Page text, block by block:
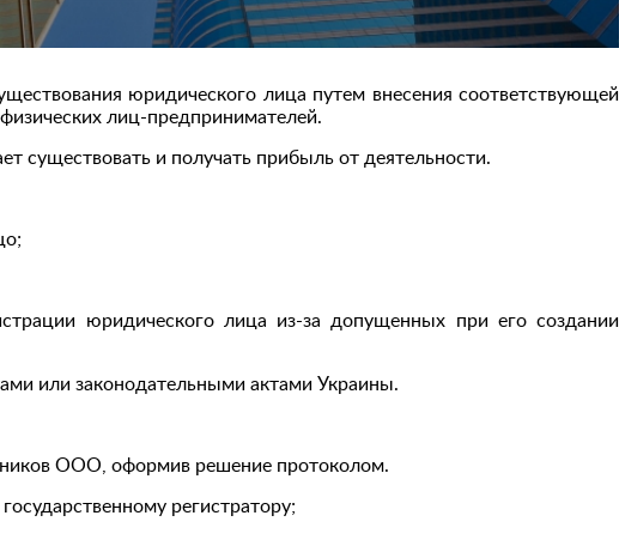
юридического лица путем внесения соответствующей
лиц-предпринимателей.
существовать и получать прибыль от деятельности.
юридического лица из-за допущенных при его создании
или законодательными актами Украины.
ООО, оформив решение протоколом.
регистратору;